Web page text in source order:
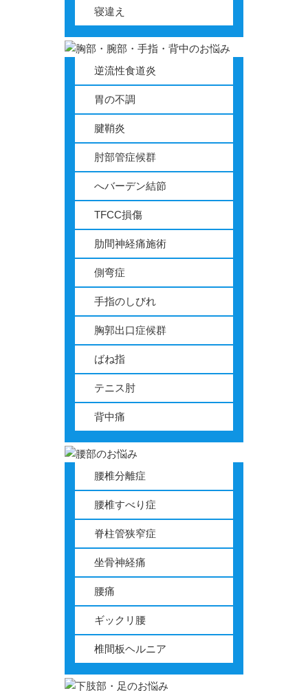
寝違え
逆流性食道炎
胃の不調
腱鞘炎
肘部管症候群
へバーデン結節
TFCC損傷
肋間神経痛施術
側弯症
手指のしびれ
胸郭出口症候群
ばね指
テニス肘
背中痛
腰椎分離症
腰椎すべり症
脊柱管狭窄症
坐骨神経痛
腰痛
ギックリ腰
椎間板ヘルニア